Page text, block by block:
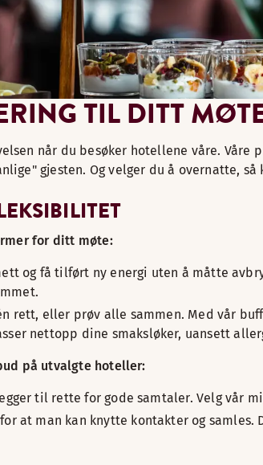
TIL DITT
når du besøker hotellene våre.
gjesten. Og velger du å overnatte,
for ditt møte:
og få tilført ny energi uten å måtte
rett, eller prøv alle sammen. Med vår
nettopp dine smaksløker, uansett
på utvalgte hoteller:
til rette for gode samtaler. Velg vår
at man kan knytte kontakter og